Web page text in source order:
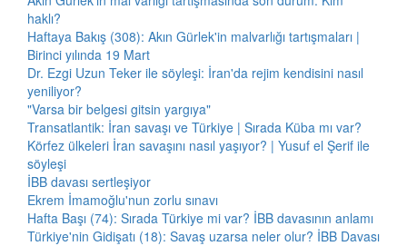
haklı?
Haftaya Bakış (308): Akın Gürlek'in malvarlığı tartışmaları |
Birinci yılında 19 Mart
Dr. Ezgi Uzun Teker ile söyleşi: İran'da rejim kendisini nasıl
yeniliyor?
"Varsa bir belgesi gitsin yargıya"
Transatlantik: İran savaşı ve Türkiye | Sırada Küba mı var?
Körfez ülkeleri İran savaşını nasıl yaşıyor? | Yusuf el Şerif ile
söyleşi
İBB davası sertleşiyor
Ekrem İmamoğlu'nun zorlu sınavı
Hafta Başı (74): Sırada Türkiye mi var? İBB davasının anlamı
Türkiye'nin Gidişatı (18): Savaş uzarsa neler olur? İBB Davası